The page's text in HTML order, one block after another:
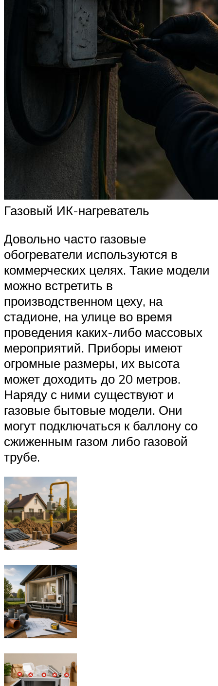
Газовый ИК-нагреватель
Довольно часто газовые
обогреватели используются в
коммерческих целях. Такие модели
можно встретить в
производственном цеху, на
стадионе, на улице во время
проведения каких-либо массовых
мероприятий. Приборы имеют
огромные размеры, их высота
может доходить до 20 метров.
Наряду с ними существуют и
газовые бытовые модели. Они
могут подключаться к баллону со
сжиженным газом либо газовой
трубе.